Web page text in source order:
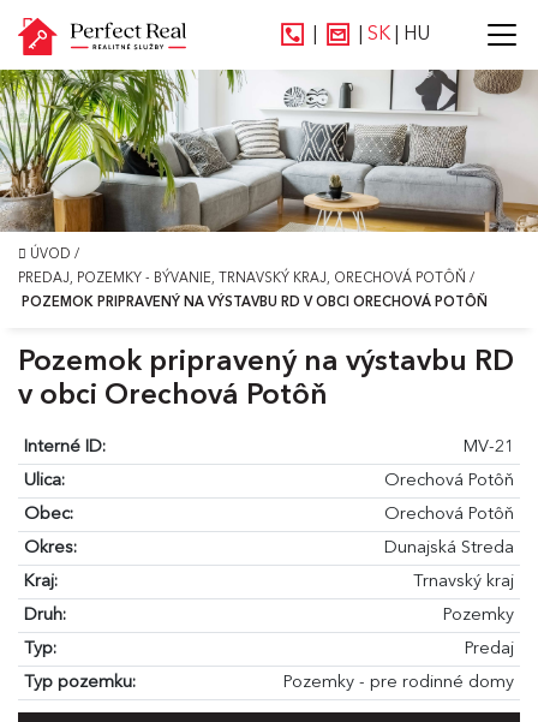
SK HU
ÚVOD /
PREDAJ, POZEMKY - BÝVANIE, TRNAVSKÝ KRAJ, ORECHOVÁ POTÔŇ /
POZEMOK PRIPRAVENÝ NA VÝSTAVBU RD V OBCI ORECHOVÁ POTÔŇ
Pozemok pripravený na výstavbu RD
v obci Orechová Potôň
Interné ID:
MV-21
Ulica:
Orechová Potôň
Obec:
Orechová Potôň
Okres:
Dunajská Streda
Kraj:
Trnavský kraj
Druh:
Pozemky
Typ:
Predaj
Typ pozemku:
Pozemky - pre rodinné domy